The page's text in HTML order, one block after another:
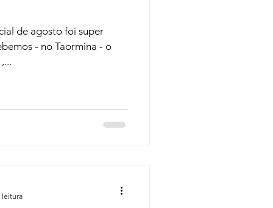
de agosto foi super
,...
leitura